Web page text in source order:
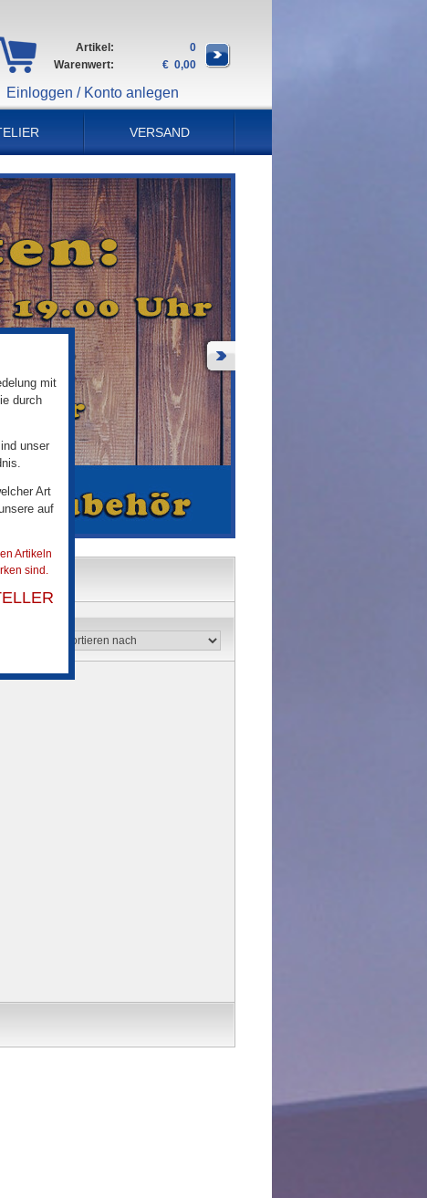
Artikel:
0
Warenwert:
€ 0,00
Einloggen / Konto anlegen
VERSAND
mit
durch
unser
Art
auf
Artikeln
sind.